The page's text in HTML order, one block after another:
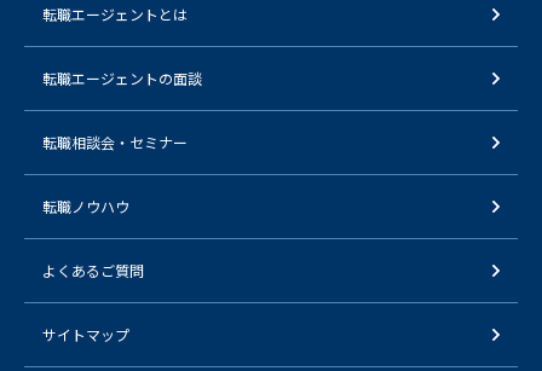
転職エージェントとは
転職エージェントの面談
転職相談会・セミナー
転職ノウハウ
よくあるご質問
サイトマップ